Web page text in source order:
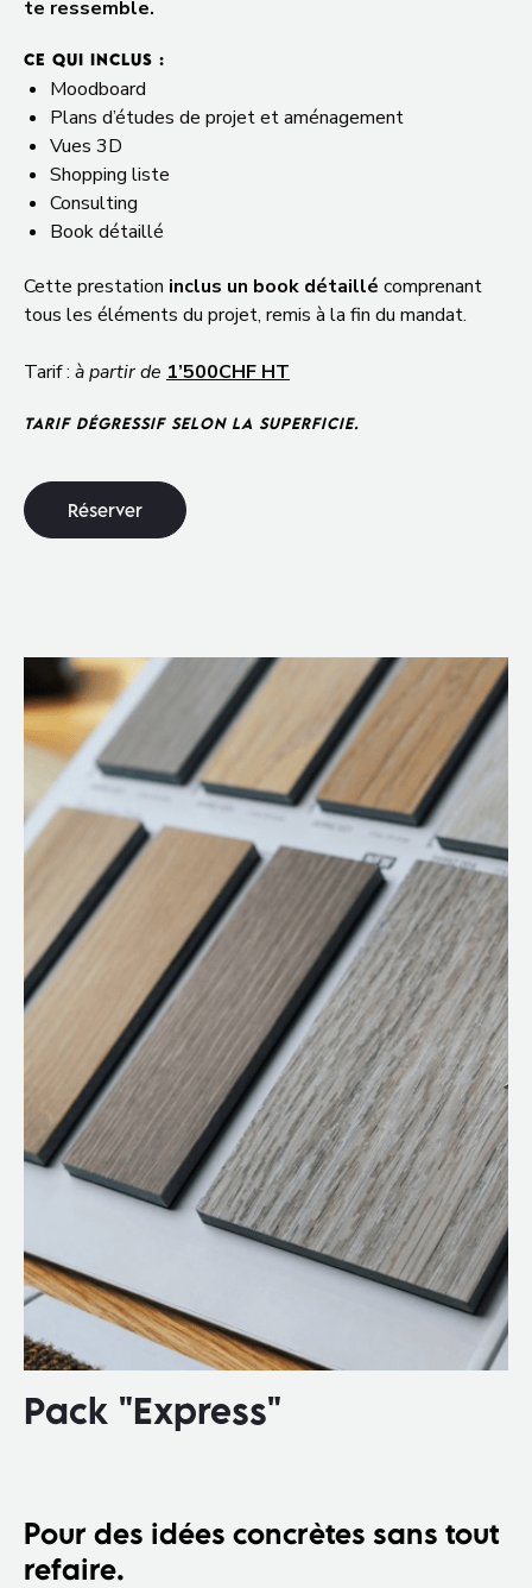
te ressemble.
CE QUI INCLUS :
Moodboard
Plans d’études de projet et aménagement
Vues 3D
Shopping liste
Consulting
Book détaillé
Cette prestation inclus un book détaillé comprenant
tous les éléments du projet, remis à la fin du mandat.
Tarif : à partir de 1’500CHF HT
TARIF DÉGRESSIF SELON LA SUPERFICIE.
Réserver
Pack "Express"
Pour des idées concrètes sans tout
refaire.